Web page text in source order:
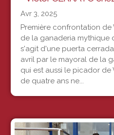
Avr 3, 2025
Première confrontation
de la ganaderia mythique
s'agit d'une puerta
avril par le mayoral de la
qui est aussi le picador de
de quatre ans ne...